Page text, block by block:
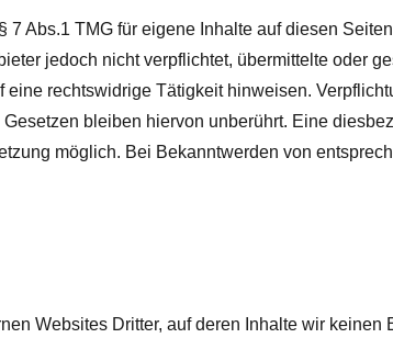
Abs.1 TMG für eigene Inhalte auf diesen
jedoch nicht verpflichtet, übermittelte oder
eine rechtswidrige Tätigkeit hinweisen.
bleiben hiervon unberührt. Eine
möglich. Bei Bekanntwerden von
Websites Dritter, auf deren Inhalte wir